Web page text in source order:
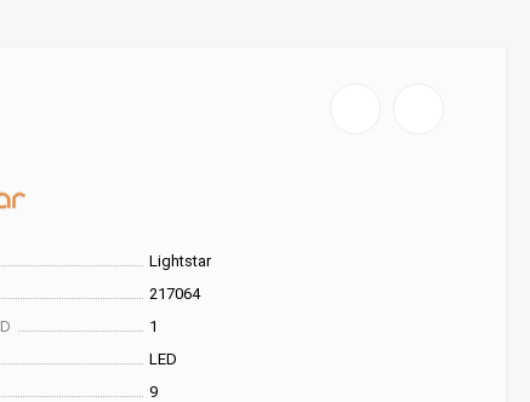
Lightstar
217064
1
LED
9